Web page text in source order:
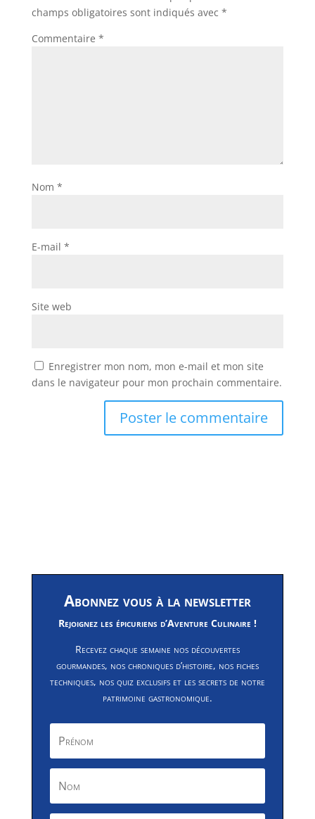
champs obligatoires sont indiqués avec *
Commentaire *
Nom *
E-mail *
Site web
Enregistrer mon nom, mon e-mail et mon site
dans le navigateur pour mon prochain commentaire.
Abonnez vous à la newsletter
Rejoignez les épicuriens d’Aventure Culinaire !
Recevez chaque semaine nos découvertes
gourmandes, nos chroniques d’histoire, nos fiches
techniques, nos quiz exclusifs et les secrets de notre
patrimoine gastronomique.